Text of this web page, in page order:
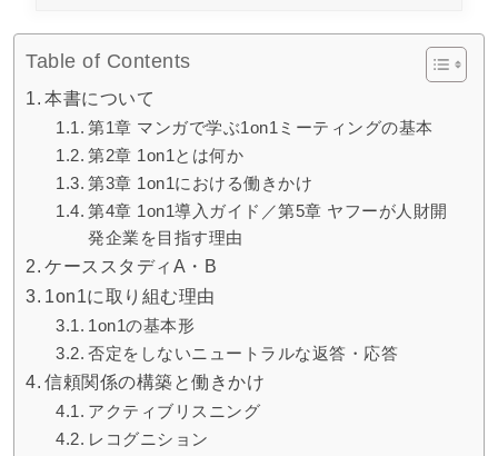
Table of Contents
本書について
第1章 マンガで学ぶ1on1ミーティングの基本
第2章 1on1とは何か
第3章 1on1における働きかけ
第4章 1on1導入ガイド／第5章 ヤフーが人財開
発企業を目指す理由
ケーススタディA・B
1on1に取り組む理由
1on1の基本形
否定をしないニュートラルな返答・応答
信頼関係の構築と働きかけ
アクティブリスニング
レコグニション